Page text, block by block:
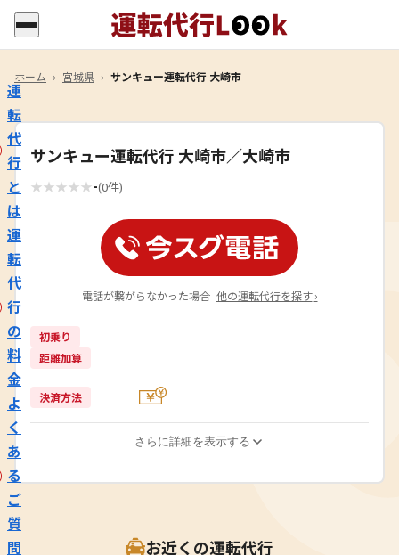
運
転
代
行
と
は
運
転
代
行
の
料
金
よ
く
あ
る
ご
質
問
ホーム › 宮城県 › サンキュー運転代行 大崎市
サンキュー運転代行 大崎市／大崎市
★★★★★-(0件)
電話が繋がらなかった場合 他の運転代行を探す ›
初乗り
距離加算
決済方法
さらに詳細を表示する
お近くの運転代行